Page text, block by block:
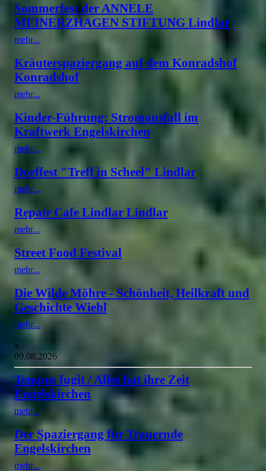
Sommerfest der ANNELE
MEINERZHAGEN STIFTUNG Lindlar
mehr...
Kräuterspaziergang auf dem Konradshof
Konradshof
mehr...
Kinder-Führung: Stromausfall im
Kraftwerk Engelskirchen
mehr...
Dorffest "Treff in Scheel" Lindlar
mehr...
Repair Cafe Lindlar Lindlar
mehr...
Street Food Festival
mehr...
Die Wilde Möhre - Schönheit, Heilkraft und
Geschichte Wiehl
mehr...
x
09.08.2026
Tempus fugit / Alles hat ihre Zeit
Engelskirchen
mehr...
Der Spaziergang für Trauernde
Engelskirchen
mehr...